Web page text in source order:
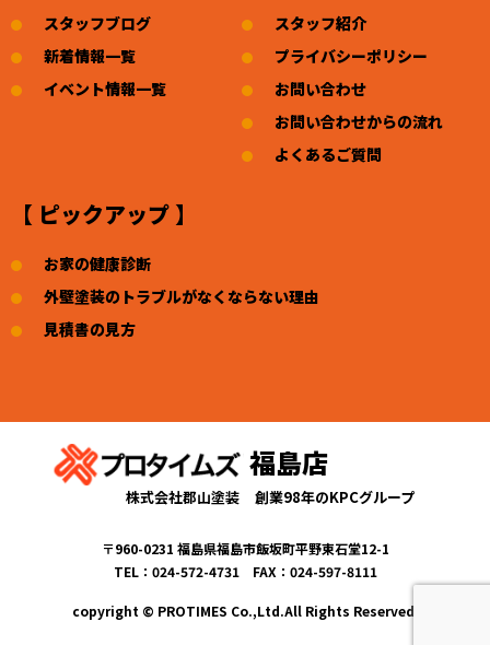
スタッフブログ
新着情報一覧
イベント情報一覧
スタッフ紹介
プライバシーポリシー
お問い合わせ
お問い合わせからの流れ
よくあるご質問
【 ピックアップ 】
お家の健康診断
外壁塗装のトラブルがなくならない理由
見積書の見方
福島店
株式会社郡山塗装 創業98年のKPCグループ
〒960-0231 福島県福島市飯坂町平野東石堂12-1
TEL：024-572-4731 FAX：024-597-8111
copyright © PROTIMES Co.,Ltd.All Rights Reserved.